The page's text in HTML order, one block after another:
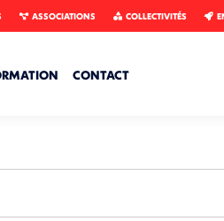
ASSOCIATIONS COLLECTIVITÉS
CONTACT